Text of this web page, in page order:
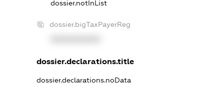
dossier.notInList
dossier.bigTaxPayerReg
dossier.declarations.title
dossier.declarations.noData